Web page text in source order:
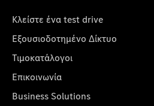
Κλείστε ένα test drive
Εξουσιοδοτημένο Δίκτυο
Τιμοκατάλογοι
Επικοινωνία
Business Solutions